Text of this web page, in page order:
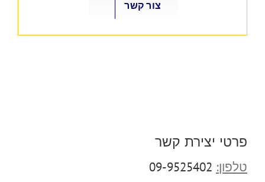
צור קשר
פרטי יצירת קשר
טלפון: 09-9525402